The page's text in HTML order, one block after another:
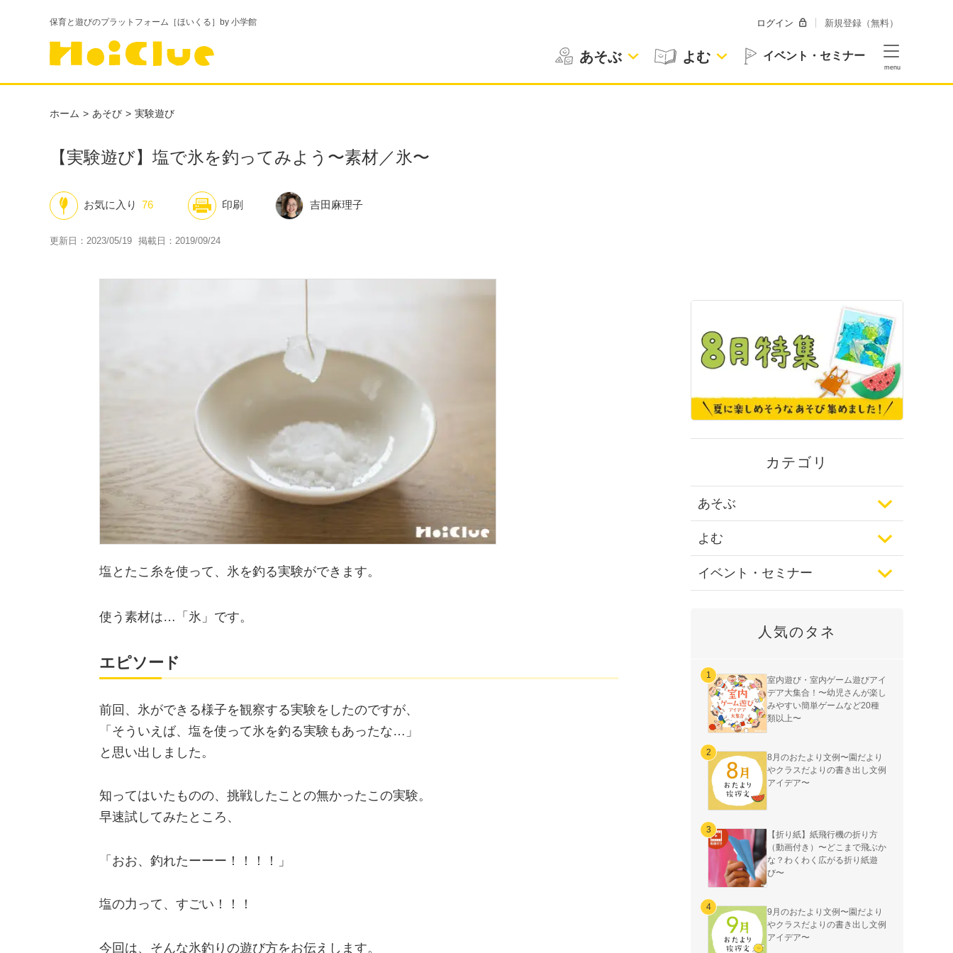
保育と遊びのプラットフォーム［ほいくる］by 小学館
あそぶ よむ イベント・セミナー
ログイン 新規登録（無料）
ホーム あそび 実験遊び
【実験遊び】塩で氷を釣ってみよう〜素材／氷〜
吉田麻理子
お気に入り 76 印刷
更新日：2023/05/19 掲載日：2019/09/24
塩とたこ糸を使って、氷を釣る実験ができます。
使う素材は…「氷」です。
エピソード
前回、氷ができる様子を観察する実験をしたのですが、
「そういえば、塩を使って氷を釣る実験もあったな…」
と思い出しました。
知ってはいたものの、挑戦したことの無かったこの実験。
早速試してみたところ、
「おお、釣れたーーー！！！！」
塩の力って、すごい！！！
今回は、そんな氷釣りの遊び方をお伝えします。
カテゴリ
あそぶ
よむ
イベント・セミナー
人気のタネ
室内遊び・室内ゲーム遊びアイ
デア大集合！〜幼児さんが楽し
みやすい簡単ゲームなど20種
類以上〜
8月のおたより文例〜園だより
やクラスだよりの書き出し文例
アイデア〜
【折り紙】紙飛行機の折り方
（動画付き）〜どこまで飛ぶか
な？わくわく広がる折り紙遊
び〜
9月のおたより文例〜園だより
やクラスだよりの書き出し文例
アイデア〜